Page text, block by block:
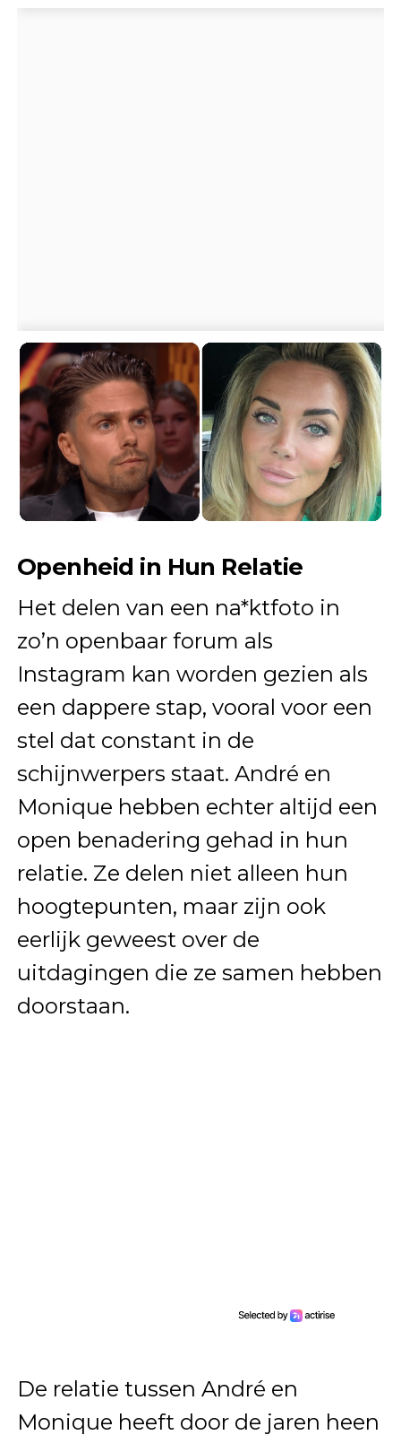
Openheid in Hun Relatie
Het delen van een na*ktfoto in
zo’n openbaar forum als
Instagram kan worden gezien als
een dappere stap, vooral voor een
stel dat constant in de
schijnwerpers staat. André en
Monique hebben echter altijd een
open benadering gehad in hun
relatie. Ze delen niet alleen hun
hoogtepunten, maar zijn ook
eerlijk geweest over de
uitdagingen die ze samen hebben
doorstaan.
De relatie tussen André en
Monique heeft door de jaren heen